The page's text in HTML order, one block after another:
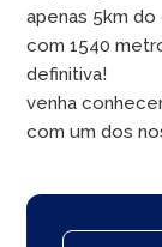
apenas 5km
com 1540
definitiva!
venha
com um dos